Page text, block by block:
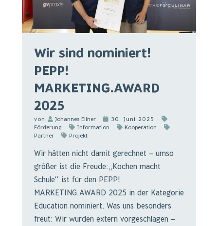
Wir sind nominiert!
PEPP!
MARKETING.AWARD
2025
von Johannes Ellner
30. Juni 2025
Förderung
Information
Kooperation
Partner
Projekt
Wir hätten nicht damit gerechnet – umso
größer ist die Freude:„Kochen macht
Schule“ ist für den PEPP!
MARKETING.AWARD 2025 in der Kategorie
Education nominiert. Was uns besonders
freut: Wir wurden extern vorgeschlagen –